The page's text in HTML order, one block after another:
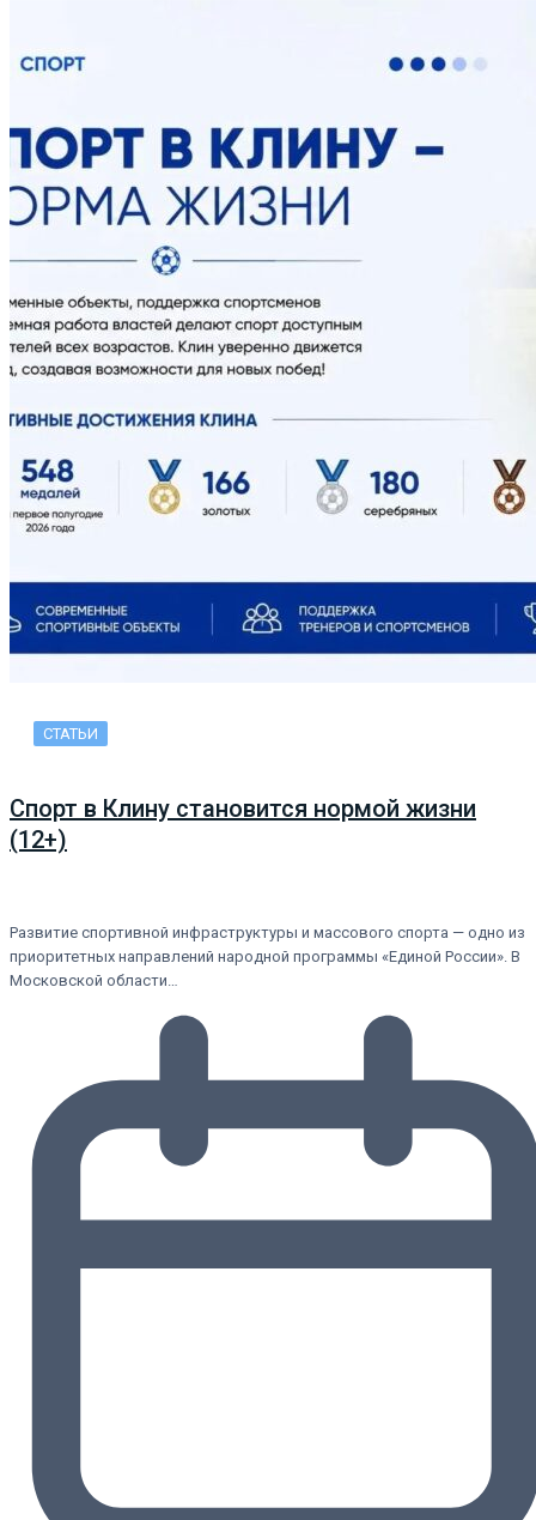
СТАТЬИ
Спорт в Клину становится нормой жизни
(12+)
Развитие спортивной инфраструктуры и массового спорта — одно из
приоритетных направлений народной программы «Единой России». В
Московской области…